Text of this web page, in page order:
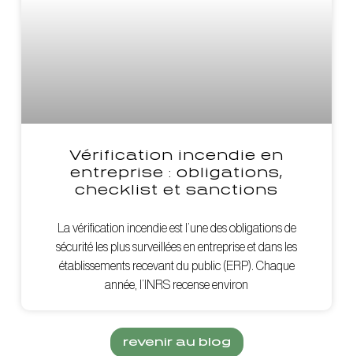
Vérification incendie en
entreprise : obligations,
checklist et sanctions
La vérification incendie est l’une des obligations de
sécurité les plus surveillées en entreprise et dans les
établissements recevant du public (ERP). Chaque
année, l’INRS recense environ
revenir au blog